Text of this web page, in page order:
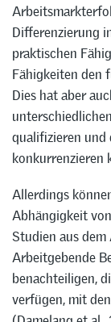
Differenzierung
praktischen
Fähigkeiten den
Dies hat aber
qualifizieren
konkurrenzieren
Allerdings
Abhängigkeit
Studien aus dem
Arbeitgebende
benachteiligen,
verfügen, mit